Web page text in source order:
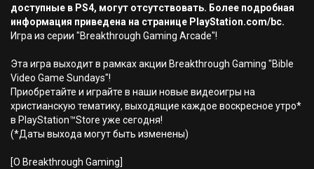
доступные в PS4, могут отсутствовать. Более подробная
информация приведена на странице PlayStation.com/bc.
Игра из серии "Breakthrough Gaming Arcade"!
Эта игра выходит в рамках акции Breakthrough Gaming "Bible
Video Game Sundays"!
Приобретайте и играйте в наши новые видеоигры на
христианскую тематику, выходящие каждое воскресное утро*
в PlayStation™Store уже сегодня!
(*Даты выхода могут быть изменены)
[О Breakthrough Gaming]